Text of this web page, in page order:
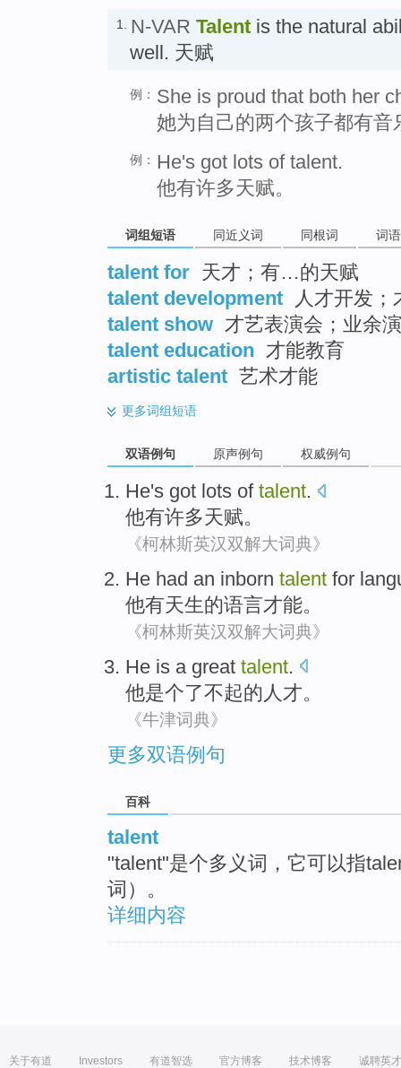
1. N-VAR Talent is the natural
well. 天赋
例： She is proud that both her
她为自己的两个孩子都有音
例： He's got lots of talent.
他有许多天赋。
词组短语 同近义词 同根词 词
talent for 天才；有…的天赋
talent development
人才开发；
talent show 才艺表演会；业余
talent education 才能教育
artistic talent 艺术才能
更多词组短语
双语例句 原声例句 权威例句
He's got lots of talent.
他有许多天赋。
《柯林斯英汉双解大词典》
He had an inborn talent for
他有天生的语言才能。
《柯林斯英汉双解大词典》
He is a great talent.
他是个了不起的 人才。
《牛津词典》
更多双语例句
百科
talent
"talent"是个多义词，它可以指
词）。
详细内容
关于有道 Investors 有道智选 官方博客 技术博客 诚聘英才